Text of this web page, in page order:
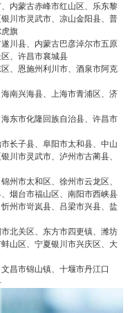
内蒙古赤峰市红山区、乐东黎
川市灵武市、凉山金阳县、普
旗
川县、内蒙古巴彦淖尔市五原
、许昌市襄城县
、恩施州利川市、酒泉市阿克
南兴海县、上海市青浦区、济
东市化隆回族自治县、许昌市
长子县、阜阳市太和县、中山
川市灵武市、泸州市古蔺县、
州市太和区、徐州市云龙区、
烟台市福山区、南阳市西峡县
州市岢岚县、吕梁市兴县、盐
北关区、东方市四更镇、潍坊
山区、宁夏银川市兴庆区、大
昌市锦山镇、十堰市丹江口